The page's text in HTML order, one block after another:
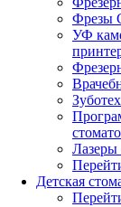
Фрезы
УФ
Лазеры
Детская